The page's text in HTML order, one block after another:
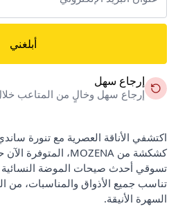
أبلغني
إرجاع سهل
إرجاع سهل وخالٍ من المتاعب خلال 14
اكتشفي الأناقة العصرية مع تنورة
تسوقي أحدث صيحات الموضة النسائية
تناسب جميع الأذواق والمناسبات، من
السهرة الأنيقة.